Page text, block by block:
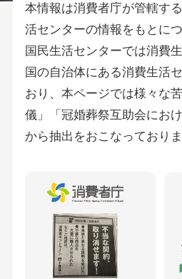
本情報は消費者庁が管轄す
活センターの情報をもとに
国民生活センターでは消費
国の自治体にある消費生活
おり、本ページでは様々な
儀」「冠婚葬祭互助会にお
から抽出をおこなっておりま